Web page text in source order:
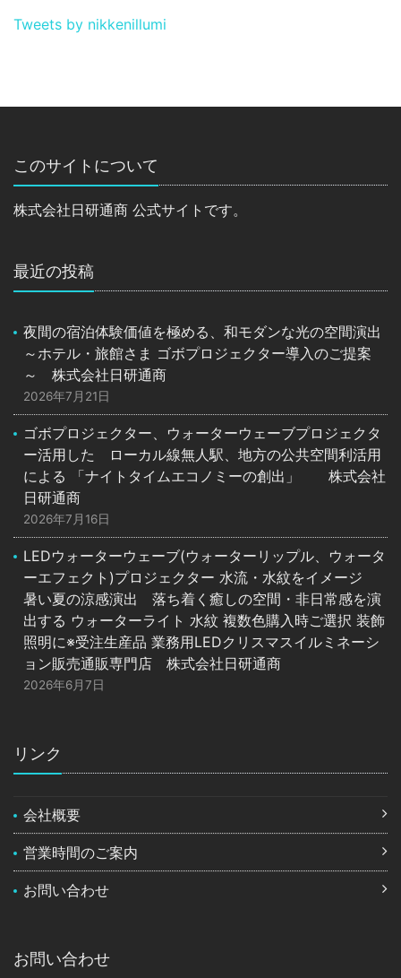
Tweets by nikkenillumi
このサイトについて
株式会社日研通商 公式サイトです。
最近の投稿
夜間の宿泊体験価値を極める、和モダンな光の空間演出
～ホテル・旅館さま ゴボプロジェクター導入のご提案
～ 株式会社日研通商
2026年7月21日
ゴボプロジェクター、ウォーターウェーブプロジェクタ
ー活用した ローカル線無人駅、地方の公共空間利活用
による 「ナイトタイムエコノミーの創出」 株式会社
日研通商
2026年7月16日
LEDウォーターウェーブ(ウォーターリップル、ウォータ
ーエフェクト)プロジェクター 水流・水紋をイメージ
暑い夏の涼感演出 落ち着く癒しの空間・非日常感を演
出する ウォーターライト 水紋 複数色購入時ご選択 装飾
照明に※受注生産品 業務用LEDクリスマスイルミネーシ
ョン販売通販専門店 株式会社日研通商
2026年6月7日
リンク
会社概要
営業時間のご案内
お問い合わせ
お問い合わせ